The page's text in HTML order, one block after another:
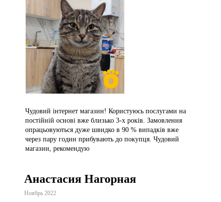
Чудовий інтернет магазин! Користуюсь послугами на
постійній основі вже близько 3-х років. Замовлення
опрацьовуються дуже швидко в 90 % випадків вже
через пару годин прибувають до покупця. Чудовий
магазин, рекомендую
Анастасия Нагорная
Ноябрь 2022